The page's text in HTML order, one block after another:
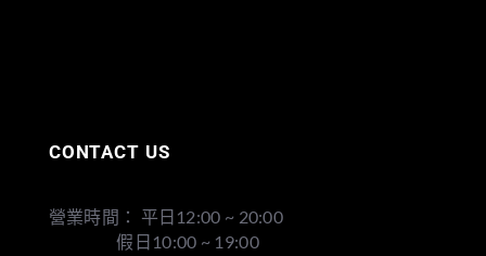
CONTACT US
營業時間： 平日12:00 ~ 20:00
假日10:00 ~ 19:00